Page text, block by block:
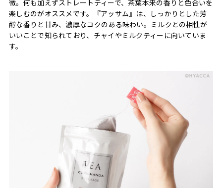
徴。何も加えずストレートティーで、茶葉本来の香りと色合いを
楽しむのがオススメです。『アッサム』は、しっかりとした芳
醇な香りと甘み、濃厚なコクのある味わい。ミルクとの相性が
いいことで知られており、チャイやミルクティーに向いていま
す。